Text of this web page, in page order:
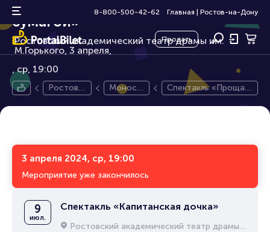
8-800-500-42-62 Главная Ростов-на-Дону
Продать
Спектакль «Прощание с
бумагой»
Ростовский академический театр драмы им.
М.Горького, 3 апреля,
16+
ср, 19:00
Ростов-
Моносп
Спектакль «Прощан
3 апреля 2024, ср, 19:00
Мероприятие уже закончилось
9
июл.
Спектакль «Капитанская дочка»
Ростовский академический театр драмы им. М.Горького